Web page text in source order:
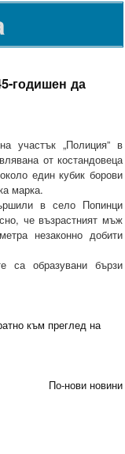
годишен да
участък „Полиция” в
от костандовеца
един кубик борови
марка.
в село Попинци
че възрастният мъж
незаконно добити
са образувани бързи
към преглед на
По-нови новини